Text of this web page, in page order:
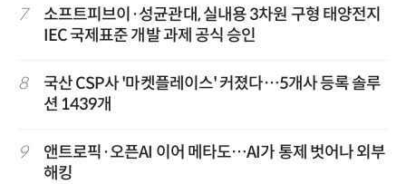
7
소프트피브이·성균관대, 실내용 3차원 구형 태양전지
IEC 국제표준 개발 과제 공식 승인
8
국산 CSP사 '마켓플레이스' 커졌다…5개사 등록 솔루
션 1439개
9
앤트로픽·오픈AI 이어 메타도…AI가 통제 벗어나 외부
해킹